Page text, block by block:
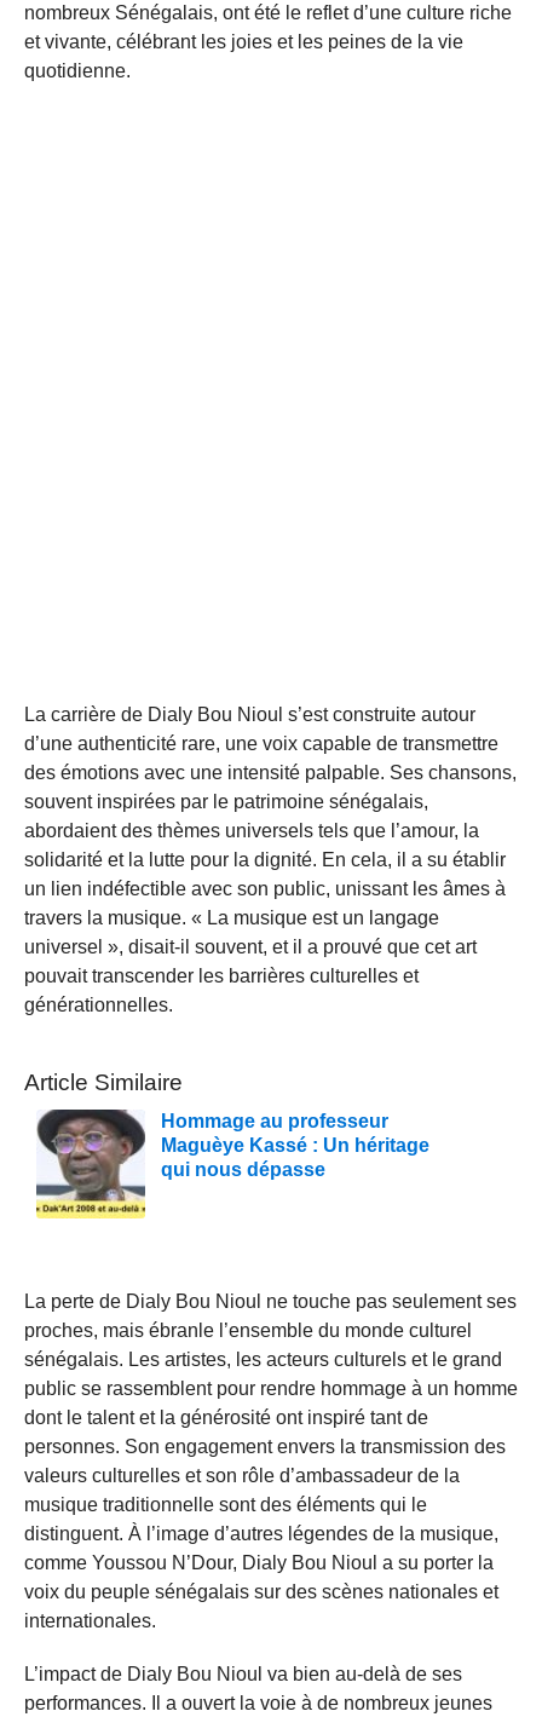
nombreux Sénégalais, ont été le reflet d’une culture riche
et vivante, célébrant les joies et les peines de la vie
quotidienne.
La carrière de Dialy Bou Nioul s’est construite autour
d’une authenticité rare, une voix capable de transmettre
des émotions avec une intensité palpable. Ses chansons,
souvent inspirées par le patrimoine sénégalais,
abordaient des thèmes universels tels que l’amour, la
solidarité et la lutte pour la dignité. En cela, il a su établir
un lien indéfectible avec son public, unissant les âmes à
travers la musique. « La musique est un langage
universel », disait-il souvent, et il a prouvé que cet art
pouvait transcender les barrières culturelles et
générationnelles.
Article Similaire
Hommage au professeur
Maguèye Kassé : Un héritage
qui nous dépasse
La perte de Dialy Bou Nioul ne touche pas seulement ses
proches, mais ébranle l’ensemble du monde culturel
sénégalais. Les artistes, les acteurs culturels et le grand
public se rassemblent pour rendre hommage à un homme
dont le talent et la générosité ont inspiré tant de
personnes. Son engagement envers la transmission des
valeurs culturelles et son rôle d’ambassadeur de la
musique traditionnelle sont des éléments qui le
distinguent. À l’image d’autres légendes de la musique,
comme Youssou N’Dour, Dialy Bou Nioul a su porter la
voix du peuple sénégalais sur des scènes nationales et
internationales.
L’impact de Dialy Bou Nioul va bien au-delà de ses
performances. Il a ouvert la voie à de nombreux jeunes